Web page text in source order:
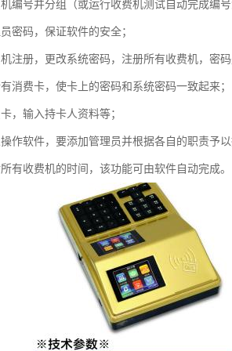
编号并分组（或运行收费机测试自动完成编号
密码，保证软件的安全；
注册，更改系统密码，注册所有收费机，密
消费卡，使卡上的密码和系统密码一致起来；
，输入持卡人资料等；
作软件，要添加管理员并根据各自的职责予以
有收费机的时间，该功能可由软件自动完成。